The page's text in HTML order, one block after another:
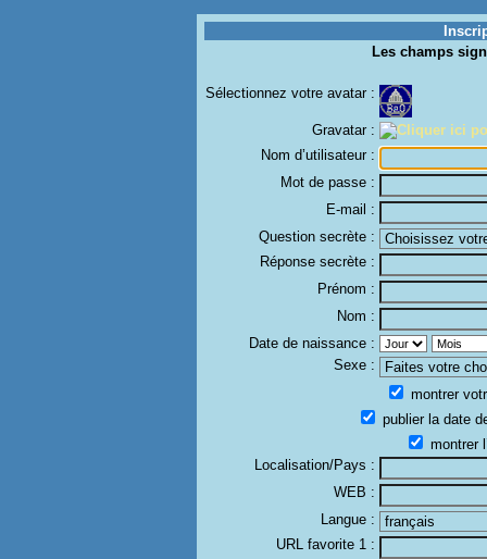
Les champs
Sélectionnez votre avatar :
Gravatar :
Nom d’utilisateur :
Mot de passe :
E-mail :
Question secrète :
Réponse secrète :
Prénom :
Nom :
Date de naissance :
Sexe :
montrer
publier la date
montrer
Localisation/Pays :
WEB :
Langue :
URL favorite 1 :